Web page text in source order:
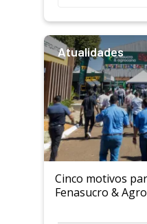
Atualidades
Cinco motivos
Fenasucro &